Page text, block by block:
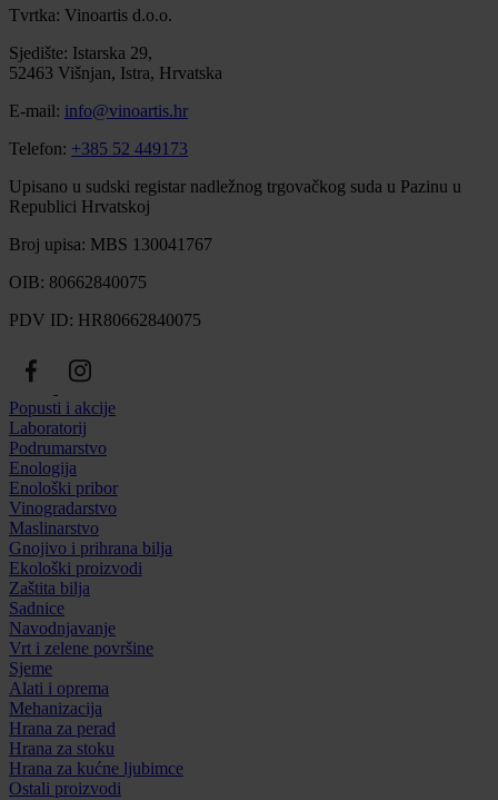
Tvrtka: Vinoartis d.o.o.
Sjedište: Istarska 29,
52463 Višnjan, Istra, Hrvatska
E-mail: info@vinoartis.hr
Telefon: +385 52 449173
Upisano u sudski registar nadležnog trgovačkog suda u Pazinu u
Republici Hrvatskoj
Broj upisa: MBS 130041767
OIB: 80662840075
PDV ID: HR80662840075
Popusti i akcije
Laboratorij
Podrumarstvo
Enologija
Enološki pribor
Vinogradarstvo
Maslinarstvo
Gnojivo i prihrana bilja
Ekološki proizvodi
Zaštita bilja
Sadnice
Navodnjavanje
Vrt i zelene površine
Sjeme
Alati i oprema
Mehanizacija
Hrana za perad
Hrana za stoku
Hrana za kućne ljubimce
Ostali proizvodi